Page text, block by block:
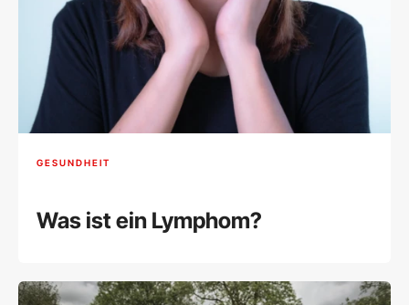
GESUNDHEIT
Was ist ein Lymphom?